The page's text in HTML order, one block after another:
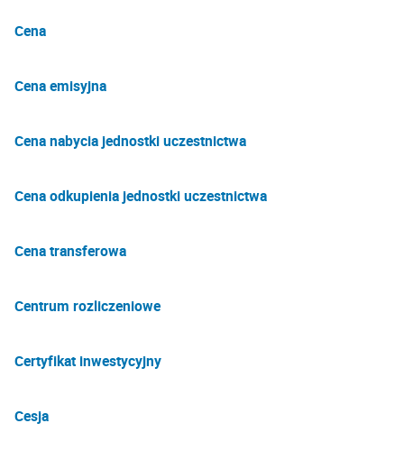
Cena
Cena emisyjna
Cena nabycia jednostki uczestnictwa
Cena odkupienia jednostki uczestnictwa
Cena transferowa
Centrum rozliczeniowe
Certyfikat inwestycyjny
Cesja